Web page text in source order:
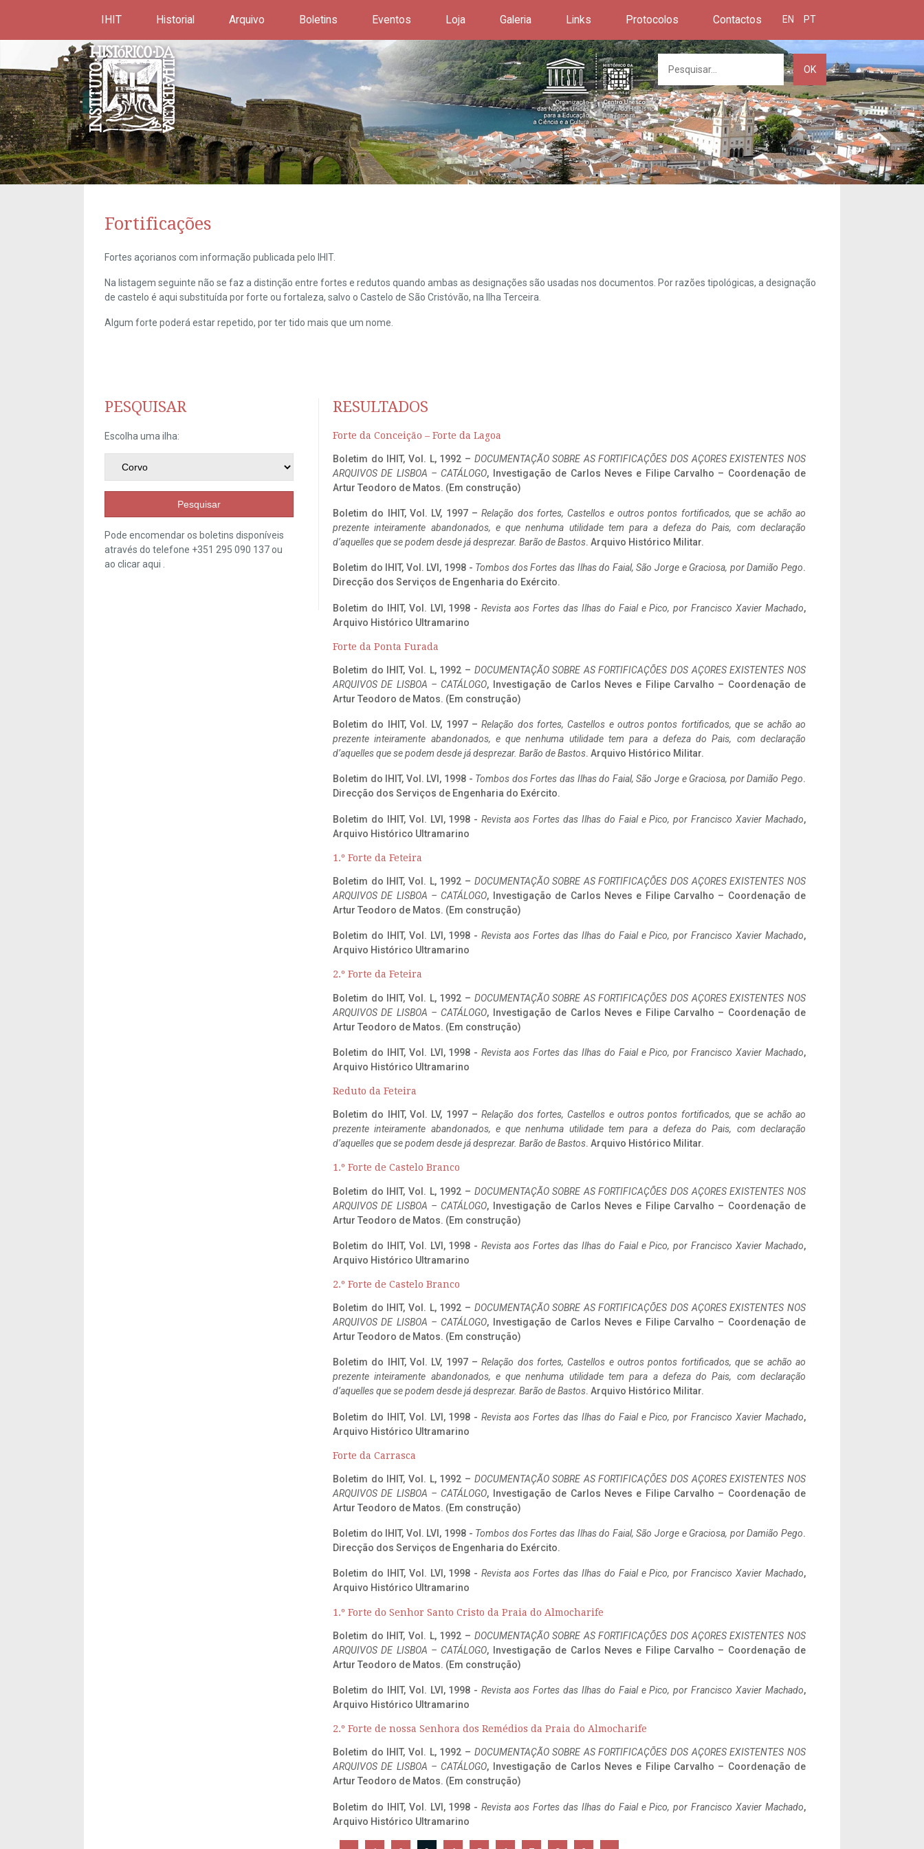
IHIT Historial Arquivo Boletins Eventos Loja Galeria Links Protocolos Contactos EN PT
OK
Fortificações
Fortes açorianos com informação publicada pelo IHIT.
Na listagem seguinte não se faz a distinção entre fortes e redutos quando ambas as designações são usadas nos documentos. Por razões tipológicas, a designação
de castelo é aqui substituída por forte ou fortaleza, salvo o Castelo de São Cristóvão, na Ilha Terceira.
Algum forte poderá estar repetido, por ter tido mais que um nome.
PESQUISAR
Escolha uma ilha:
Pesquisar
Pode encomendar os boletins disponíveis
através do telefone +351 295 090 137 ou
ao clicaraqui
RESULTADOS
Forte da Conceição – Forte da Lagoa
Boletim do IHIT, Vol. L, 1992 – DOCUMENTAÇÃO SOBRE AS FORTIFICAÇÕES DOS AÇORES EXISTENTES NOS
ARQUIVOS DE LISBOA – CATÁLOGO, Investigação de Carlos Neves e Filipe Carvalho – Coordenação de
Artur Teodoro de Matos. (Em construção)
Boletim do IHIT, Vol. LV, 1997 –Relação dos fortes, Castellos e outros pontos fortificados, que se achão ao
prezente inteiramente abandonados, e que nenhuma utilidade tem para a defeza do Pais, com declaração
d’aquelles que se podem desde já desprezar. Barão de Bastos. Arquivo Histórico Militar.
Boletim do IHIT, Vol. LVI, 1998 - Tombos dos Fortes das Ilhas do Faial, São Jorge e Graciosa, por Damião Pego.
Direcção dos Serviços de Engenharia do Exército.
Boletim do IHIT, Vol. LVI, 1998 -Revista aos Fortes das Ilhas do Faial e Pico, por Francisco Xavier Machado,
Arquivo Histórico Ultramarino
Forte da Ponta Furada
Boletim do IHIT, Vol. L, 1992 – DOCUMENTAÇÃO SOBRE AS FORTIFICAÇÕES DOS AÇORES EXISTENTES NOS
ARQUIVOS DE LISBOA – CATÁLOGO, Investigação de Carlos Neves e Filipe Carvalho – Coordenação de
Artur Teodoro de Matos. (Em construção)
Boletim do IHIT, Vol. LV, 1997 –Relação dos fortes, Castellos e outros pontos fortificados, que se achão ao
prezente inteiramente abandonados, e que nenhuma utilidade tem para a defeza do Pais, com declaração
d’aquelles que se podem desde já desprezar. Barão de Bastos. Arquivo Histórico Militar.
Boletim do IHIT, Vol. LVI, 1998 - Tombos dos Fortes das Ilhas do Faial, São Jorge e Graciosa, por Damião Pego.
Direcção dos Serviços de Engenharia do Exército.
Boletim do IHIT, Vol. LVI, 1998 -Revista aos Fortes das Ilhas do Faial e Pico, por Francisco Xavier Machado,
Arquivo Histórico Ultramarino
1.º Forte da Feteira
Boletim do IHIT, Vol. L, 1992 – DOCUMENTAÇÃO SOBRE AS FORTIFICAÇÕES DOS AÇORES EXISTENTES NOS
ARQUIVOS DE LISBOA – CATÁLOGO, Investigação de Carlos Neves e Filipe Carvalho – Coordenação de
Artur Teodoro de Matos. (Em construção)
Boletim do IHIT, Vol. LVI, 1998 -Revista aos Fortes das Ilhas do Faial e Pico, por Francisco Xavier Machado,
Arquivo Histórico Ultramarino
2.º Forte da Feteira
Boletim do IHIT, Vol. L, 1992 – DOCUMENTAÇÃO SOBRE AS FORTIFICAÇÕES DOS AÇORES EXISTENTES NOS
ARQUIVOS DE LISBOA – CATÁLOGO, Investigação de Carlos Neves e Filipe Carvalho – Coordenação de
Artur Teodoro de Matos. (Em construção)
Boletim do IHIT, Vol. LVI, 1998 -Revista aos Fortes das Ilhas do Faial e Pico, por Francisco Xavier Machado,
Arquivo Histórico Ultramarino
Reduto da Feteira
Boletim do IHIT, Vol. LV, 1997 –Relação dos fortes, Castellos e outros pontos fortificados, que se achão ao
prezente inteiramente abandonados, e que nenhuma utilidade tem para a defeza do Pais, com declaração
d’aquelles que se podem desde já desprezar. Barão de Bastos. Arquivo Histórico Militar.
1.º Forte de Castelo Branco
Boletim do IHIT, Vol. L, 1992 – DOCUMENTAÇÃO SOBRE AS FORTIFICAÇÕES DOS AÇORES EXISTENTES NOS
ARQUIVOS DE LISBOA – CATÁLOGO, Investigação de Carlos Neves e Filipe Carvalho – Coordenação de
Artur Teodoro de Matos. (Em construção)
Boletim do IHIT, Vol. LVI, 1998 -Revista aos Fortes das Ilhas do Faial e Pico, por Francisco Xavier Machado,
Arquivo Histórico Ultramarino
2.º Forte de Castelo Branco
Boletim do IHIT, Vol. L, 1992 – DOCUMENTAÇÃO SOBRE AS FORTIFICAÇÕES DOS AÇORES EXISTENTES NOS
ARQUIVOS DE LISBOA – CATÁLOGO, Investigação de Carlos Neves e Filipe Carvalho – Coordenação de
Artur Teodoro de Matos. (Em construção)
Boletim do IHIT, Vol. LV, 1997 –Relação dos fortes, Castellos e outros pontos fortificados, que se achão ao
prezente inteiramente abandonados, e que nenhuma utilidade tem para a defeza do Pais, com declaração
d’aquelles que se podem desde já desprezar. Barão de Bastos. Arquivo Histórico Militar.
Boletim do IHIT, Vol. LVI, 1998 -Revista aos Fortes das Ilhas do Faial e Pico, por Francisco Xavier Machado,
Arquivo Histórico Ultramarino
Forte da Carrasca
Boletim do IHIT, Vol. L, 1992 – DOCUMENTAÇÃO SOBRE AS FORTIFICAÇÕES DOS AÇORES EXISTENTES NOS
ARQUIVOS DE LISBOA – CATÁLOGO, Investigação de Carlos Neves e Filipe Carvalho – Coordenação de
Artur Teodoro de Matos. (Em construção)
Boletim do IHIT, Vol. LVI, 1998 - Tombos dos Fortes das Ilhas do Faial, São Jorge e Graciosa, por Damião Pego.
Direcção dos Serviços de Engenharia do Exército.
Boletim do IHIT, Vol. LVI, 1998 -Revista aos Fortes das Ilhas do Faial e Pico, por Francisco Xavier Machado,
Arquivo Histórico Ultramarino
1.º Forte do Senhor Santo Cristo da Praia do Almocharife
Boletim do IHIT, Vol. L, 1992 – DOCUMENTAÇÃO SOBRE AS FORTIFICAÇÕES DOS AÇORES EXISTENTES NOS
ARQUIVOS DE LISBOA – CATÁLOGO, Investigação de Carlos Neves e Filipe Carvalho – Coordenação de
Artur Teodoro de Matos. (Em construção)
Boletim do IHIT, Vol. LVI, 1998 -Revista aos Fortes das Ilhas do Faial e Pico, por Francisco Xavier Machado,
Arquivo Histórico Ultramarino
2.º Forte de nossa Senhora dos Remédios da Praia do Almocharife
Boletim do IHIT, Vol. L, 1992 – DOCUMENTAÇÃO SOBRE AS FORTIFICAÇÕES DOS AÇORES EXISTENTES NOS
ARQUIVOS DE LISBOA – CATÁLOGO, Investigação de Carlos Neves e Filipe Carvalho – Coordenação de
Artur Teodoro de Matos. (Em construção)
Boletim do IHIT, Vol. LVI, 1998 -Revista aos Fortes das Ilhas do Faial e Pico, por Francisco Xavier Machado,
Arquivo Histórico Ultramarino